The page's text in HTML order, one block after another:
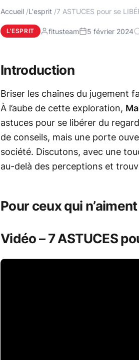
Accueil L'esprit 7 ASTUCES pour se
L'ESPRIT fitusteam 5 février 2024
Introduction
Briser les chaînes du jugement
À l’aube de cette exploration,
astuces pour se libérer du
de conseils, mais une porte
société. Discutons, avec une
au-delà des perceptions et
Pour ceux qui
Vidéo – 7 ASTUCES